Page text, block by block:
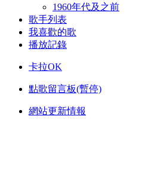
1960年代及之前
歌手列表
我喜歡的歌
播放記錄
卡拉OK
點歌留言板(暫停)
網站更新情報